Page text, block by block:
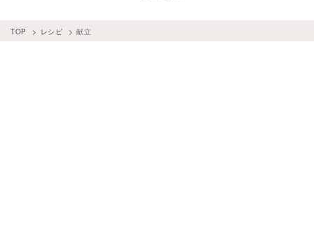
TOP レシピ 献立